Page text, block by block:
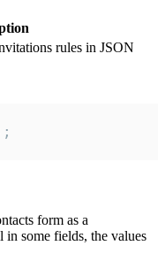
rules in JSON
form as a
some fields, the values